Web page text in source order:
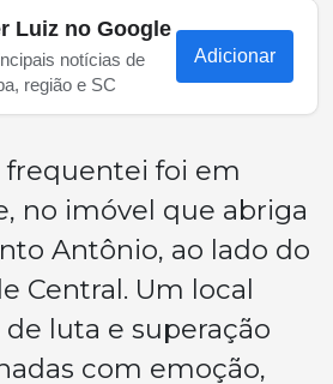
Luiz no Google
notícias de
região e SC
Adicionar
foi em
no imóvel que abriga
Antônio, ao lado do
Central. Um local
luta e superação
com emoção,